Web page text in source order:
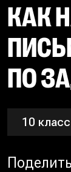
КАК
ПО
10 класс